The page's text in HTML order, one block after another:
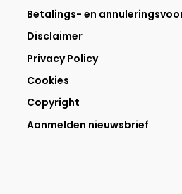
Betalings- en
Disclaimer
Privacy Policy
Cookies
Copyright
Aanmelden nieuwsbrief